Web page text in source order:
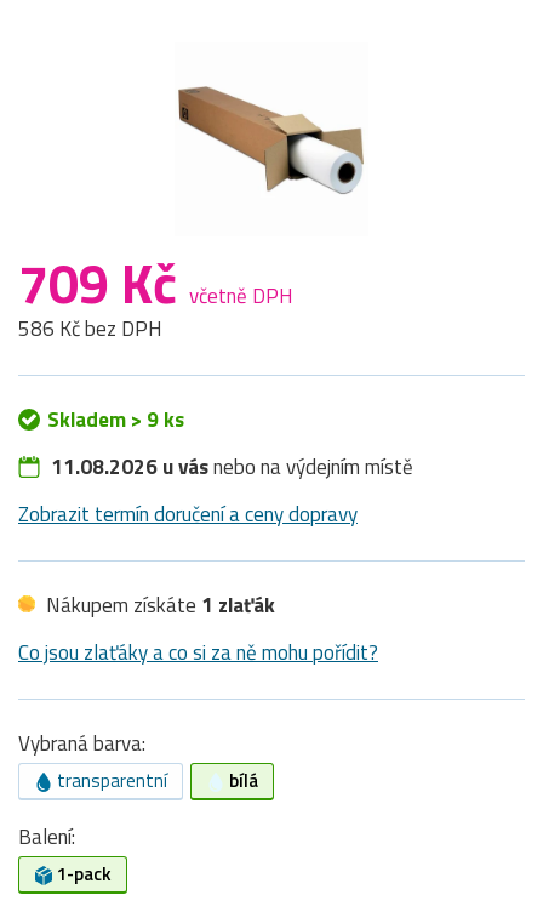
709 Kč včetně DPH
586 Kč bez DPH
Skladem > 9 ks
11.08.2026 u vásnebo na výdejním místě
Zobrazit termín doručení a ceny dopravy
Nákupem získáte 1 zlaťák
Co jsou zlaťáky a co si za ně mohu pořídit?
Vybraná barva:
transparentní bílá
Balení:
1-pack